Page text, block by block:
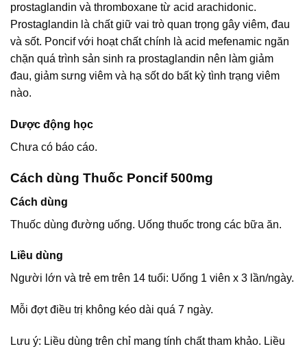
prostaglandin và thromboxane từ acid arachidonic.
Prostaglandin là chất giữ vai trò quan trọng gây viêm, đau
và sốt. Poncif với hoạt chất chính là acid mefenamic ngăn
chặn quá trình sản sinh ra prostaglandin nên làm giảm
đau, giảm sưng viêm và hạ sốt do bất kỳ tình trạng viêm
nào.
Dược động học
Chưa có báo cáo.
Cách dùng Thuốc Poncif 500mg
Cách dùng
Thuốc dùng đường uống. Uống thuốc trong các bữa ăn.
Liều dùng
Người lớn và trẻ em trên 14 tuổi: Uống 1 viên x 3 lần/ngày.
Mỗi đợt điều trị không kéo dài quá 7 ngày.
Lưu ý: Liều dùng trên chỉ mang tính chất tham khảo. Liều